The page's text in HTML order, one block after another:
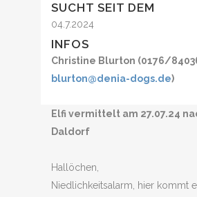
SUCHT SEIT DEM
04.7.2024
INFOS
Christine Blurton (0176/
blurton@denia-dogs.de)
Elfi vermittelt am 27.07.24
Daldorf
Hallöchen,
Niedlichkeitsalarm, hier kommt